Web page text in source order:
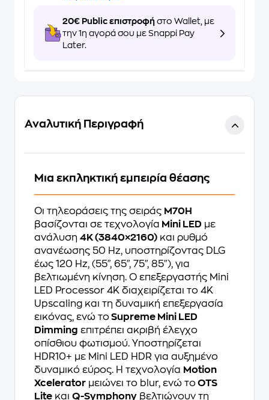
20€ Public επιστροφή στο Wallet, με
την 1η αγορά σου με Snappi Pay
Later.
Αναλυτική Περιγραφή
Μια εκπληκτική εμπειρία θέασης
Οι τηλεοράσεις της σειράς M70H
βασίζονται σε τεχνολογία Mini LED με
ανάλυση 4K (3840×2160) και ρυθμό
ανανέωσης 50 Hz, υποστηρίζοντας DLG
έως 120 Hz, (55", 65", 75", 85"), για
βελτιωμένη κίνηση. Ο επεξεργαστής Mini
LED Processor 4K διαχειρίζεται το 4K
Upscaling και τη δυναμική επεξεργασία
εικόνας, ενώ τοSupreme Mini LED
Dimming επιτρέπει ακριβή έλεγχο
οπίσθιου φωτισμού. Υποστηρίζεται
HDR10+ με Mini LED HDR για αυξημένο
δυναμικό εύρος. Η τεχνολογία Motion
Xcelerator μειώνει το blur, ενώ τοOTS
Lite και Q-Symphony βελτιώνουν τη